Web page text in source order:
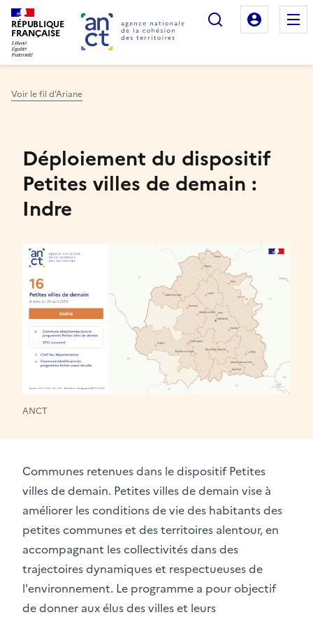
RÉPUBLIQUE
FRANÇAISE
Rechercher
Mon
Voir le fil d'Ariane
Déploiement du dispositif
Petites villes de demain :
Indre
ANCT
Communes retenues dans le dispositif Petites
villes de demain. Petites villes de demain vise à
améliorer les conditions de vie des habitants des
petites communes et des territoires alentour, en
accompagnant les collectivités dans des
trajectoires dynamiques et respectueuses de
l'environnement. Le programme a pour objectif
de donner aux élus des villes et leurs